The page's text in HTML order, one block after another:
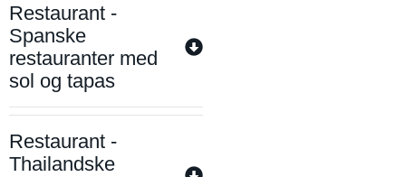
Restaurant -
Spanske
restauranter med
sol og tapas
Restaurant -
Thailandske